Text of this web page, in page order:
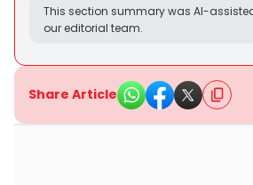
This section summary was AI-
our editorial team.
Share Article